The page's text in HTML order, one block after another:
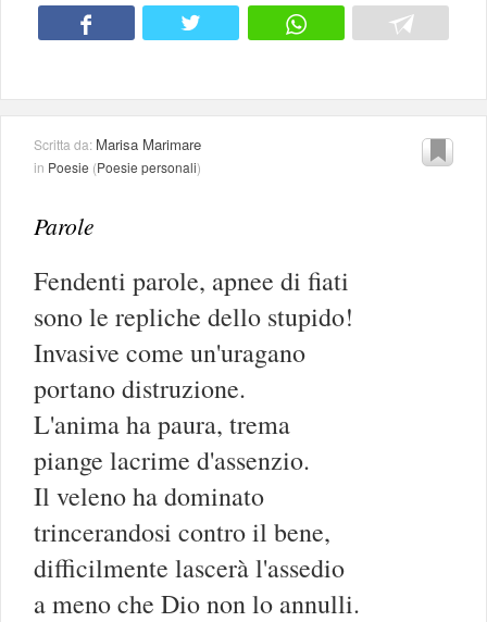
Scritta da: Marisa Marimare
in Poesie (Poesie personali)
Parole
Fendenti parole, apnee di fiati
sono le repliche dello stupido!
Invasive come un'uragano
portano distruzione.
L'anima ha paura, trema
piange lacrime d'assenzio.
Il veleno ha dominato
trincerandosi contro il bene,
difficilmente lascerà l'assedio
a meno che Dio non lo annulli.